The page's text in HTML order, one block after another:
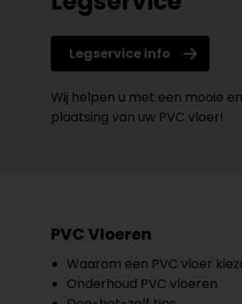
Legservice info
Wij helpen u met een mooie
plaatsing van uw PVC vloer!
PVC Vloeren
Waarom een PVC vloer
Onderhoud PVC vloeren